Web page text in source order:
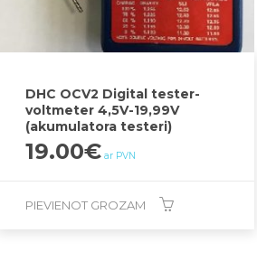
DHC OCV2 Digital tester-
voltmeter 4,5V-19,99V
(akumulatora testeri)
19.00€ ar PVN
PIEVIENOT GROZAM